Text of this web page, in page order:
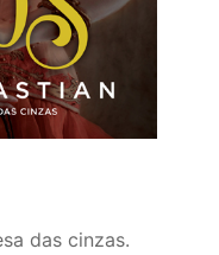
das cinzas.